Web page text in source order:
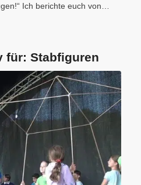
Ich berichte euch von…
für: Stabfiguren